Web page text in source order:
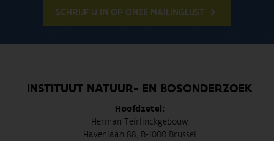
SCHRIJF U IN OP ONZE MAILINGLIJST
INSTITUUT NATUUR- EN BOSONDERZOEK
Hoofdzetel:
Herman Teirlinckgebouw
Havenlaan 88, B-1000 Brussel